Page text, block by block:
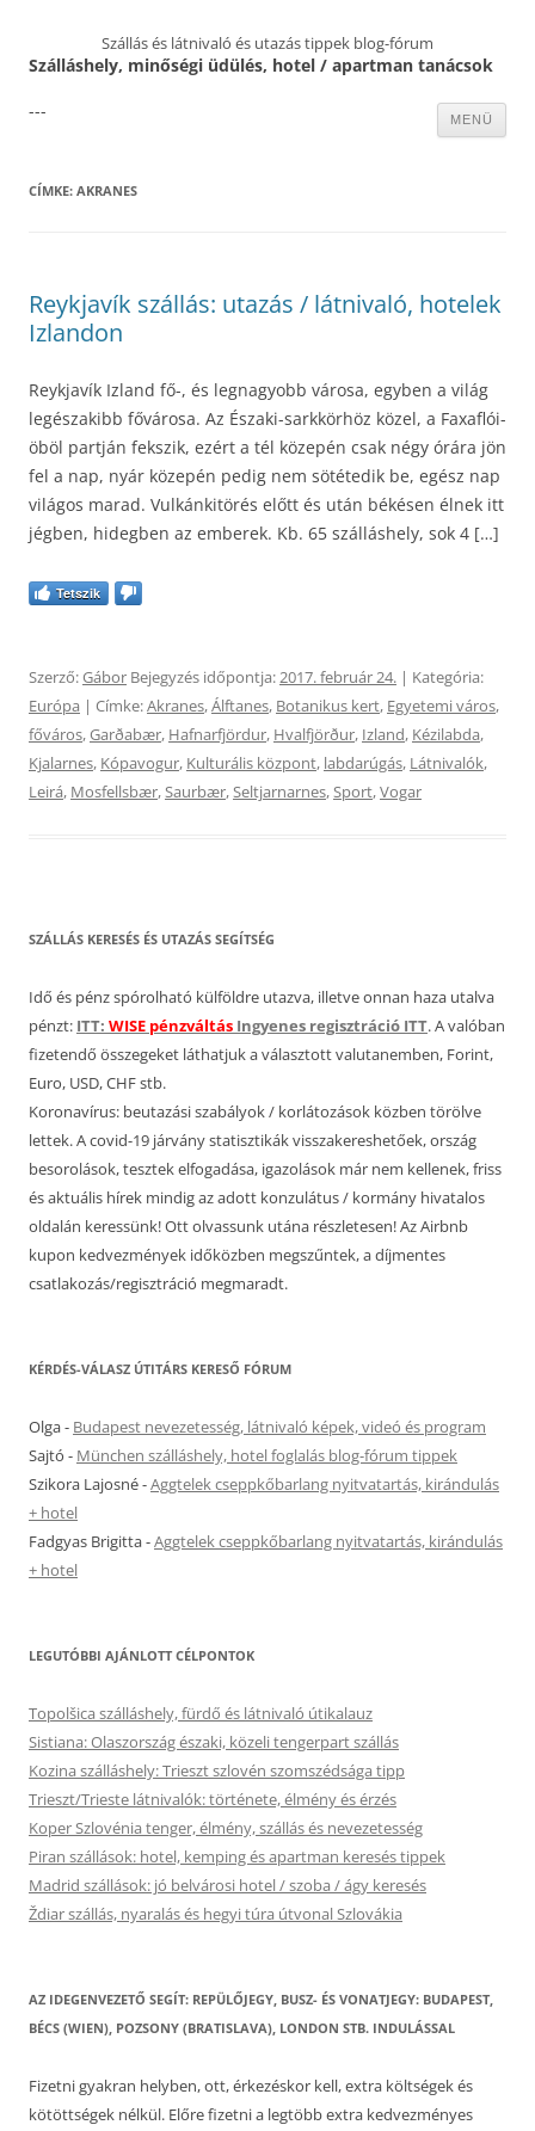
Szállás és látnivaló és utazás tippek blog-fórum
Szálláshely, minőségi üdülés, hotel / apartman tanácsok
MENÜ
---
CÍMKE: AKRANES
Reykjavík szállás: utazás / látnivaló, hotelek
Izlandon
Reykjavík Izland fő-, és legnagyobb városa, egyben a világ
legészakibb fővárosa. Az Északi-sarkkörhöz közel, a Faxaflói-
öböl partján fekszik, ezért a tél közepén csak négy órára jön
fel a nap, nyár közepén pedig nem sötétedik be, egész nap
világos marad. Vulkánkitörés előtt és után békésen élnek itt
jégben, hidegben az emberek. Kb. 65 szálláshely, sok 4 […]
Tetszik
Szerző:Gábor Bejegyzés időpontja:2017. február 24. | Kategória:
Európa | Címke:Akranes,Álftanes, Botanikus kert, Egyetemi város,
főváros,Garðabær, Hafnarfjördur, Hvalfjörður, Izland, Kézilabda,
Kjalarnes, Kópavogur, Kulturális központ, labdarúgás, Látnivalók,
Leirá, Mosfellsbær,Saurbær,Seltjarnarnes,Sport,Vogar
SZÁLLÁS KERESÉS ÉS UTAZÁS SEGÍTSÉG
Idő és pénz spórolható külföldre utazva, illetve onnan haza utalva
pénzt: ITT: WISE pénzváltás Ingyenes regisztráció ITT. A valóban
fizetendő összegeket láthatjuk a választott valutanemben, Forint,
Euro, USD, CHF stb.
Koronavírus: beutazási szabályok / korlátozások közben törölve
lettek. A covid-19 járvány statisztikák visszakereshetőek, ország
besorolások, tesztek elfogadása, igazolások már nem kellenek, friss
és aktuális hírek mindig az adott konzulátus / kormány hivatalos
oldalán keressünk! Ott olvassunk utána részletesen! Az Airbnb
kupon kedvezmények időközben megszűntek, a díjmentes
csatlakozás/regisztráció megmaradt.
KÉRDÉS-VÁLASZ ÚTITÁRS KERESŐ FÓRUM
Olga- Budapest nevezetesség, látnivaló képek, videó és program
Sajtó - München szálláshely, hotel foglalás blog-fórum tippek
Szikora Lajosné-Aggtelek cseppkőbarlang nyitvatartás, kirándulás
+ hotel
Fadgyas Brigitta-Aggtelek cseppkőbarlang nyitvatartás, kirándulás
+ hotel
LEGUTÓBBI AJÁNLOTT CÉLPONTOK
Topolšica szálláshely, fürdő és látnivaló útikalauz
Sistiana: Olaszország északi, közeli tengerpart szállás
Kozina szálláshely: Trieszt szlovén szomszédsága tipp
Trieszt/Trieste látnivalók: története, élmény és érzés
Koper Szlovénia tenger, élmény, szállás és nevezetesség
Piran szállások: hotel, kemping és apartman keresés tippek
Madrid szállások: jó belvárosi hotel / szoba / ágy keresés
Ždiar szállás, nyaralás és hegyi túra útvonal Szlovákia
AZ IDEGENVEZETŐ SEGÍT: REPÜLŐJEGY, BUSZ- ÉS VONATJEGY: BUDAPEST,
BÉCS (WIEN), POZSONY (BRATISLAVA), LONDON STB. INDULÁSSAL
Fizetni gyakran helyben, ott, érkezéskor kell, extra költségek és
kötöttségek nélkül. Előre fizetni a legtöbb extra kedvezményes